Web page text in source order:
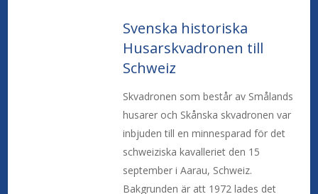
Svenska historiska
Husarskvadronen till
Schweiz
Skvadronen som består av Smålands
husarer och Skånska skvadronen var
inbjuden till en minnesparad för det
schweiziska kavalleriet den 15
september i Aarau, Schweiz.
Bakgrunden är att 1972 lades det